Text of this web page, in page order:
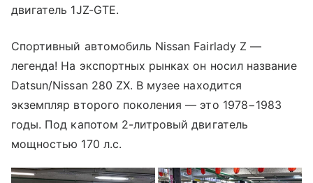
двигатель 1JZ-GTE.
Спортивный автомобиль Nissan Fairlady Z —
легенда! На экспортных рынках он носил название
Datsun/Nissan 280 ZX. В музее находится
экземпляр второго поколения — это 1978−1983
годы. Под капотом 2-литровый двигатель
мощностью 170 л.с.